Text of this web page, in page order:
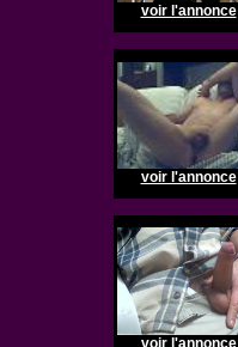
voir l'annonce
voir l'annonce
voir l'annonce